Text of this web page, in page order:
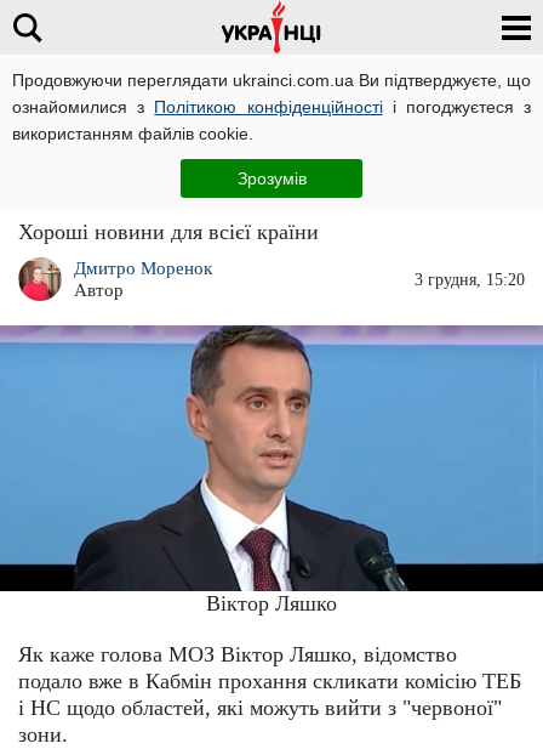
Продовжуючи переглядати ukrainci.com.ua Ви підтверджуєте, що
ознайомилися з Політикою конфіденційностіі погоджуєтеся з
використанням файлів cookie.
Зрозумів
Україна
Віктор Ляшко оголосив, що 8 регіонів
можуть вийти з "червоної зони"
Хороші новини для всієї країни
Дмитро Моренок
Автор
3 грудня, 15:20
Віктор Ляшко
Як каже голова МОЗ Віктор Ляшко, відомство
подало вже в Кабмін прохання скликати комісію ТЕБ
і НС щодо областей, які можуть вийти з "червоної"
зони.